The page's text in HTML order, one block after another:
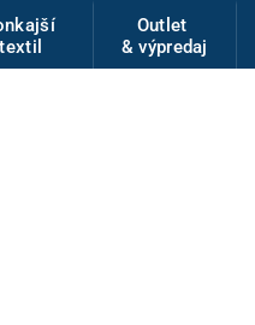
textil
Outlet
& výpredaj